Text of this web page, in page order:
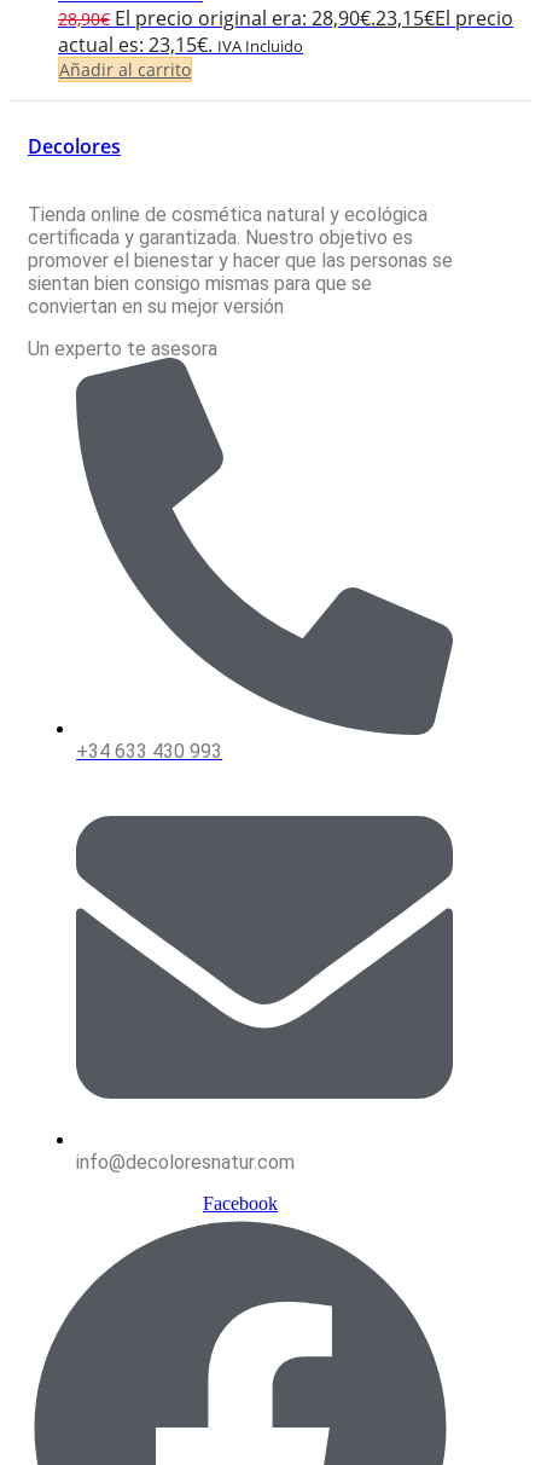
28,90€ El precio original era: 28,90€.23,15€El precio
actual es: 23,15€. IVA Incluido
Añadir al carrito
Decolores
Tienda online de cosmética natural y ecológica
certificada y garantizada. Nuestro objetivo es
promover el bienestar y hacer que las personas se
sientan bien consigo mismas para que se
conviertan en su mejor versión
Un experto te asesora
+34 633 430 993
info@decoloresnatur.com
Facebook